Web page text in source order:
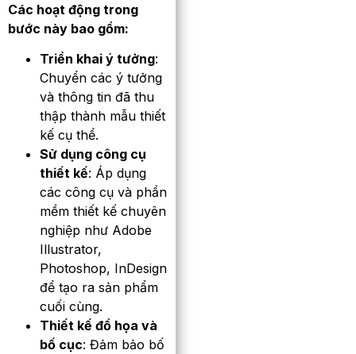
Các hoạt động trong
bước này bao gồm:
Triển khai ý tưởng:
Chuyển các ý tưởng
và thông tin đã thu
thập thành mẫu thiết
kế cụ thể.
Sử dụng công cụ
thiết kế: Áp dụng
các công cụ và phần
mềm thiết kế chuyên
nghiệp như Adobe
Illustrator,
Photoshop, InDesign
để tạo ra sản phẩm
cuối cùng.
Thiết kế đồ họa và
bố cục: Đảm bảo bố